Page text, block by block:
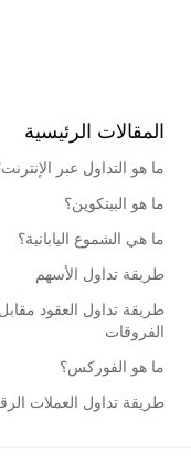
المقالات الرئيسية
ما هو التداول عبر
ما هو البيتكوين؟
ما هي الشموع اليابانية؟
طريقة تداول الأسهم
طريقة تداول العقود مقابل
الفروقات
ما هو الفوركس؟
طريقة تداول العملات